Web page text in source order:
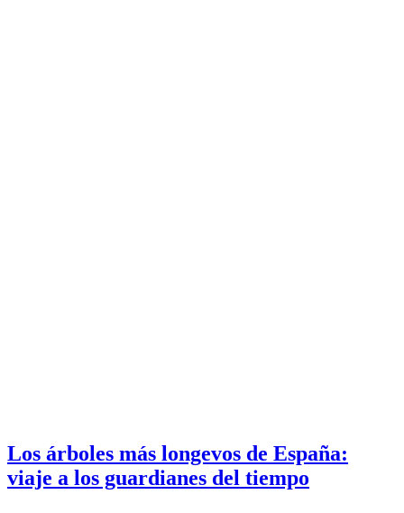
Los árboles más longevos de España:
viaje a los guardianes del tiempo